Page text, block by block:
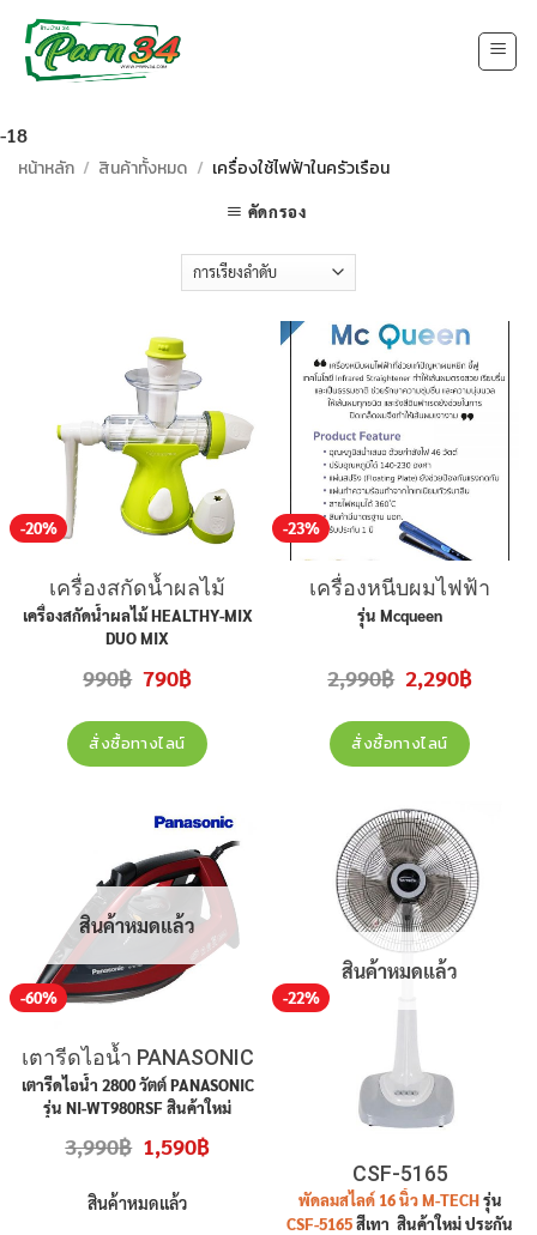
content
-18
หน้าหลัก / สินค้าทั้งหมด / เครื่องใช้ไฟฟ้าในครัวเรือน
คัดกรอง
-20%
เครื่องสกัดน้ำผลไม้
HEALTHY-MIX DUO MIX
เครื่องสกัดน้ำผลไม้ HEALTHY-MIX
DUO MIX
990฿ Original
price
990฿.
790฿Current
price
790฿.
สั่งซื้อทางไลน์
-23%
เครื่องหนีบผมไฟฟ้า
JYESTYLE Mcqueen
รุ่น Mcqueen
2,990฿ Original
price
2,990฿.
2,290฿Current
price
สั่งซื้อทางไลน์
-60%
สินค้าหมดแล้ว
เตารีดไอน้ำ PANASONIC
NI-WT980RSF
เตารีดไอน้ำ 2800 วัตต์ PANASONIC
รุ่น NI-WT980RSF สินค้าใหม่
3,990฿ Original
price
3,990฿.
1,590฿Current
price
สินค้าหมดแล้ว
-22%
สินค้าหมดแล้ว
CSF-5165
พัดลมสไลด์ 16 นิ้ว M-TECHรุ่น
CSF-5165สีเทา สินค้าใหม่ ประกัน